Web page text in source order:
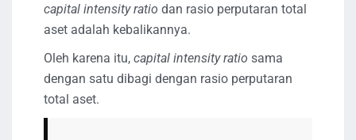
capital intensity ratio dan rasio perputaran total
aset adalah kebalikannya.
Oleh karena itu, capital intensity ratio sama
dengan satu dibagi dengan rasio perputaran
total aset.